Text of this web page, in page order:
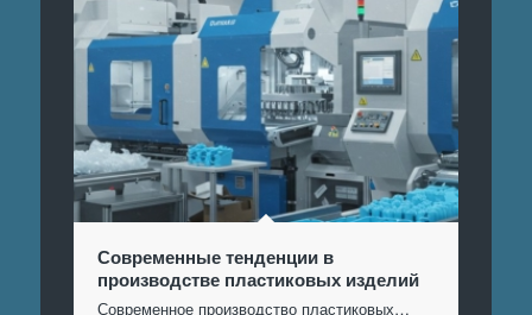
Современные тенденции в
производстве пластиковых изделий
Современное производство пластиковых…